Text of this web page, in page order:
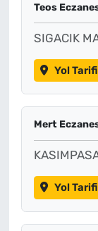
Teos
SIGACIK
Yol
Mert
Yol